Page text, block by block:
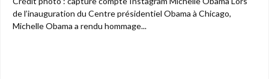
de l’inauguration du Centre présidentiel Obama à Chicago,
Michelle Obama a rendu hommage...